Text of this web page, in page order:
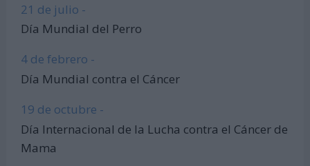
21 de julio -
Día Mundial del Perro
4 de febrero -
Día Mundial contra el Cáncer
19 de octubre -
Día Internacional de la Lucha contra el Cáncer de
Mama